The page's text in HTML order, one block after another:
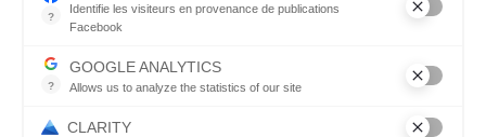
Boutique
Qui sommes nous ?
Blog
?
Identifie les visiteurs en provenance de publications
Facebook
?
GOOGLE ANALYTICS
Allows us to analyze the statistics of our site
CLARITY
J'EN PROFITE